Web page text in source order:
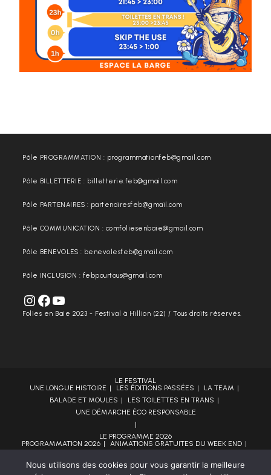
Pôle PROGRAMMATION : programmationfeb@gmail.com
Pôle BILLETTERIE : billetterie.feb@gmail.com
Pôle PARTENAIRES : partenairesfeb@gmail.com
Pôle COMMUNICATION : comfoliesenbaie@gmail.com
Pôle BENEVOLES : benevolesfeb@gmail.com
Pôle INCLUSION : febpourtous@gmail.com
Folies en Baie 2023 - Festival à Hillion (22) / Tous droits réservés.
LE FESTIVAL
UNE LONGUE HISTOIRE
LES ÉDITIONS PASSÉES
LA TEAM
BALADE ET MOULES
LES TOILETTES EN TRANS
UNE DÉMARCHE ÉCO RESPONSABLE
LE PROGRAMME 2026
PROGRAMMATION 2026
ANIMATIONS GRATUITES DU WEEK END
Nous utilisons des cookies pour vous garantir la meilleure